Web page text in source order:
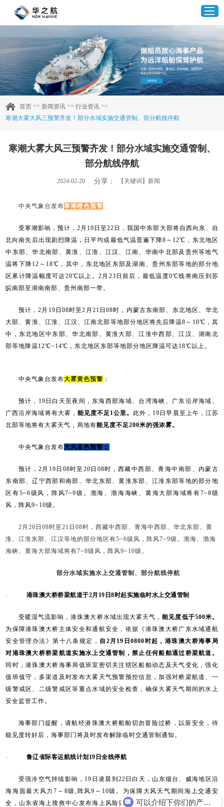
首页
产品中心
企业实力
客户案例
新闻资讯
联系我们
首页 >> 新闻资讯 >>行业资讯 >>
寒潮大雾大风三预警齐发！部分水域实施交通管制、部分航线停航
寒潮大雾大风三预警齐发！部分水域实施交通管制、
部分航线停航
2024-02-20 分享： 【关键词】新闻
中央气象台发布寒潮橙色预警
受寒潮影响，预计，2月19日至22日，我国中东部大部将自西向东、自
北向南先后出现剧烈降温，日平均或最低气温普遍下降8～12℃，东北地区
中东部、华北南部、黄淮、江淮、江汉、江南、华南中北部及贵州等地气
温将下降12～18℃，其中，东北地区东部及湖南、贵州东部等地的部分地
区累计降温幅度可达20℃以上。2月23日前后，最低温度0℃线将南压到苏
皖南部至湖南南部、贵州南部一带。
预计，2月19日08时至2月21日08时，内蒙古东南部、东北地区、华北
大部、黄淮、江淮、江汉、江南北部等地部分地区将先后降温8～10℃，其
中，东北地区中东部、华北南部、黄淮大部、江淮中西部、江汉、湖南北
部等地降温12℃~14℃，东北地区东部等地部分地区降温可达18℃以上。
中央气象台发布大雾黄色预警 ：
预计，19日白天至夜间，东海西部海域、台湾海峡、广东沿岸海域、
广西沿岸海域将有大雾， 能见度不足1公里。 此外，19日早晨至上午，江苏
北部等地将有大雾天气，局地有能见度不足200米的强浓雾。
中央气象台发布大风蓝色预警：
预计，2月19日08时至20日08时，西藏中西部、青海中南部、内蒙古
东南部、辽宁西部和南部、华北东部、黄淮东部、江淮东部等地的部分地
区有5~6级风，阵风7~9级。渤海、渤海海峡、黄海大部海域将有7~8级
风，阵风9~10级。
2月20日08时至21日08时，西藏中西部、青海中西部、华北东部、黄
淮、江淮东部、江汉等地的部分地区有5~6级风，阵风7~9级。渤海、渤海
海峡、黄海大部海域将有7~8级风，阵风9~10级。
部分水域实施水上交通管制、部分航线停航
港珠澳大桥桥梁航道于2月19日8时起实施临时水上交通管制
受暖湿气流影响，港珠澳大桥水域出现大雾天气，能见度低于500米。
为保障港珠澳大桥主体安全和通航安全，依据《港珠澳大桥广东水域通航
安全管理办法》第十八条规定， 自2月19日0800时起，港珠澳大桥海事局
对港珠澳大桥桥梁航道实施水上交通管制，禁止任何船舶通过桥梁航道。
同时，港珠澳大桥海事局值班室密切关注辖区船舶动态及天气变化，强化
值班值守，多渠道及时发布大雾天气预警预控信息，加强对桥梁航道、一
级警戒区、二级警戒区等重点水域的安全检查，确保大雾天气期间的水上
安全监管工作。
海事部门提醒，请航经港珠澳大桥船舶切勿冒险过桥，以策安全，待
能见度转好后，海事部门将及时发布解除临时交通管制通知。
鲁辽省际客运航线计划19日全线停航
受强冷空气持续影响，19日凌晨到22日白天，山东烟台、威海地区沿
海海面最大风力7～8级,阵风9～10级。为保障大风天气期间海上交通安
全，山东省海上搜救中心发布海上风险黄色预警信息。烟台、威海至大连
可以介绍下你们的产品么？